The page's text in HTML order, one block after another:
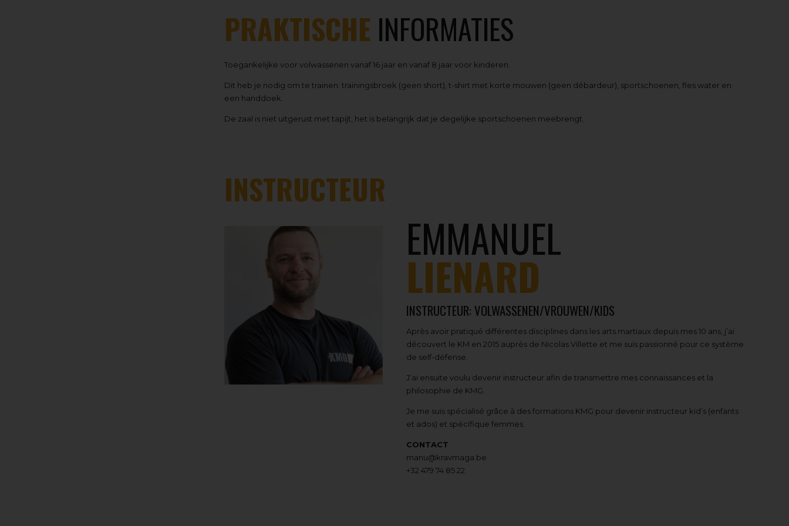
PRAKTISCHE INFORMATIES
Toegankelijke voor volwassenen vanaf 16 jaar en vanaf 8 jaar voor kinderen.
Dit heb je nodig om te trainen: trainingsbroek (geen short), t-shirt met korte mouwen (geen débardeur), sportschoenen, fles water en
een handdoek.
De zaal is niet uitgerust met tapijt, het is belangrijk dat je degelijke sportschoenen meebrengt.
INSTRUCTEUR
EMMANUEL
LIENARD
INSTRUCTEUR: VOLWASSENEN/VROUWEN/KIDS
Après avoir pratiqué différentes disciplines dans les arts martiaux depuis mes 10 ans, j’ai
découvert le KM en 2015 auprès de Nicolas Villette et me suis passionné pour ce système
de self-défense.
J’ai ensuite voulu devenir instructeur afin de transmettre mes connaissances et la
philosophie de KMG.
Je me suis spécialisé grâce à des formations KMG pour devenir instructeur kid’s (enfants
et ados) et spécifique femmes.
CONTACT
manu@kravmaga.be
+32 479 74 85 22